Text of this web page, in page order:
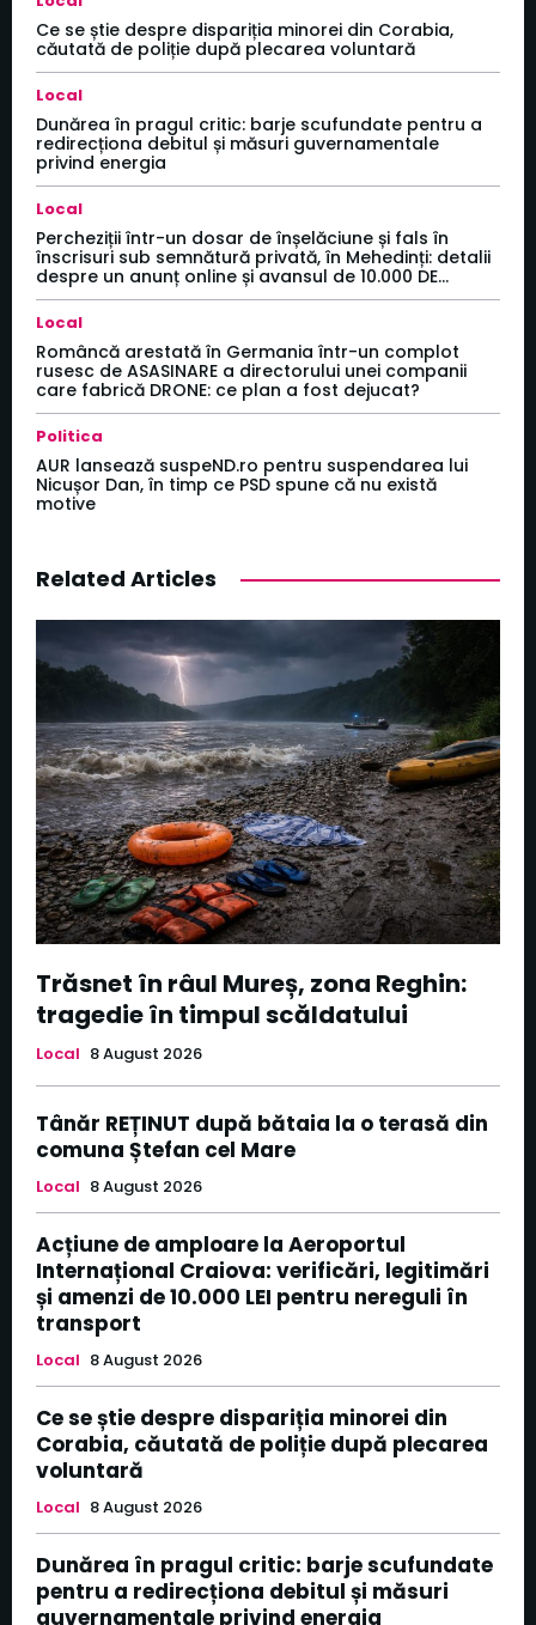
Ce se știe despre dispariția minorei din Corabia,
căutată de poliție după plecarea voluntară
Local
Dunărea în pragul critic: barje scufundate pentru a
redirecționa debitul și măsuri guvernamentale
privind energia
Local
Percheziții într-un dosar de înșelăciune și fals în
înscrisuri sub semnătură privată, în Mehedinți: detalii
despre un anunț online și avansul de 10.000 DE...
Local
Româncă arestată în Germania într-un complot
rusesc de ASASINARE a directorului unei companii
care fabrică DRONE: ce plan a fost dejucat?
Politica
AUR lansează suspeND.ro pentru suspendarea lui
Nicușor Dan, în timp ce PSD spune că nu există
motive
Related Articles
Trăsnet în râul Mureș, zona Reghin:
tragedie în timpul scăldatului
Local 8 August 2026
Tânăr REȚINUT după bătaia la o terasă din
comuna Ștefan cel Mare
Local 8 August 2026
Acțiune de amploare la Aeroportul
Internațional Craiova: verificări, legitimări
și amenzi de 10.000 LEI pentru nereguli în
transport
Local 8 August 2026
Ce se știe despre dispariția minorei din
Corabia, căutată de poliție după plecarea
voluntară
Local 8 August 2026
Dunărea în pragul critic: barje scufundate
pentru a redirecționa debitul și măsuri
guvernamentale privind energia